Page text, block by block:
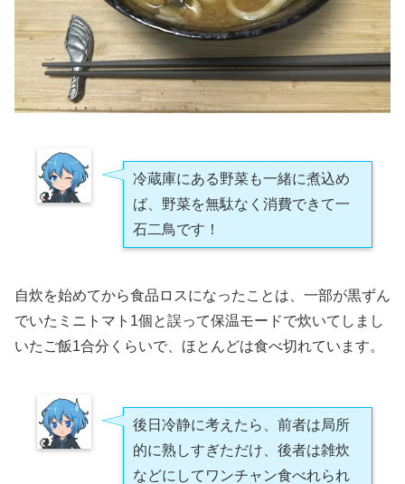
冷蔵庫にある野菜も一緒に煮込め
ば、野菜を無駄なく消費できて一
石二鳥です！
自炊を始めてから食品ロスになったことは、一部が黒ずん
でいたミニトマト1個と誤って保温モードで炊いてしまし
いたご飯1合分くらいで、ほとんどは食べ切れています。
後日冷静に考えたら、前者は局所
的に熟しすぎただけ、後者は雑炊
などにしてワンチャン食べれられ